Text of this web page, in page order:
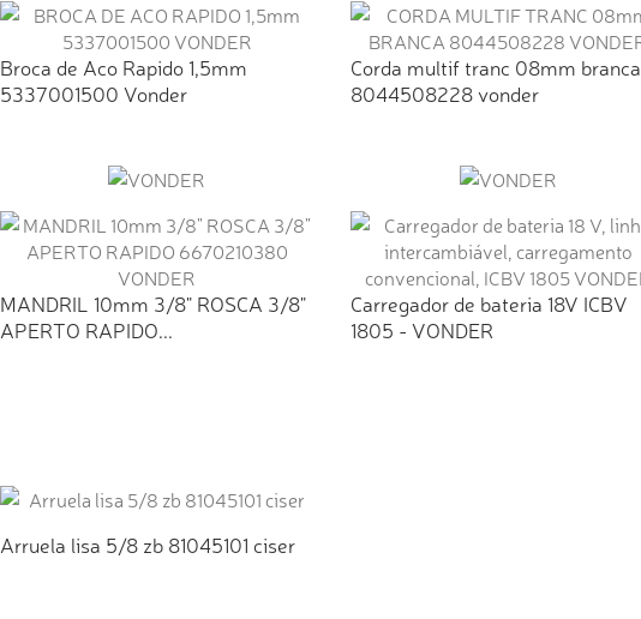
Broca de Aco Rapido 1,5mm
5337001500 Vonder
Corda multif tranc 08mm branca
8044508228 vonder
MANDRIL 10mm 3/8" ROSCA 3/8"
APERTO RAPIDO...
Carregador de bateria 18V ICBV
1805 - VONDER
Arruela lisa 5/8 zb 81045101 ciser